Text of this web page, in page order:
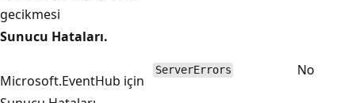
gecikmesi
Sunucu Hataları.
Microsoft.EventHub için
ServerErrors No